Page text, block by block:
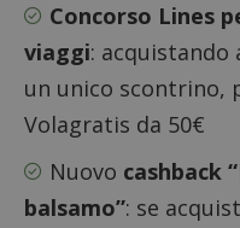
Concorso Lines
viaggi:
un unico scontrino,
Volagratis da 50€
Nuovo cashback
balsamo”: se